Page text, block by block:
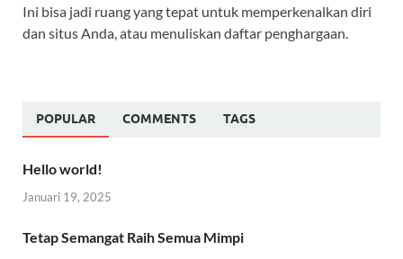
Ini bisa jadi ruang yang tepat untuk memperkenalkan diri
dan situs Anda, atau menuliskan daftar penghargaan.
POPULAR COMMENTS TAGS
Hello world!
Januari 19, 2025
Tetap Semangat Raih Semua Mimpi